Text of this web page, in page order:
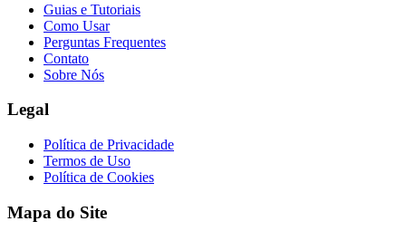
Guias e Tutoriais
Como Usar
Perguntas Frequentes
Contato
Sobre Nós
Legal
Política de Privacidade
Termos de Uso
Política de Cookies
Mapa do Site